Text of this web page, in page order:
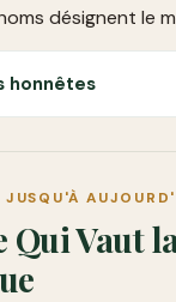
désignent le
honnêtes
Vaut la